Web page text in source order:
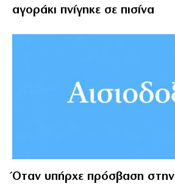
αγοράκι πνίγηκε σε πισίνα
Όταν υπήρχε πρόσβαση στην